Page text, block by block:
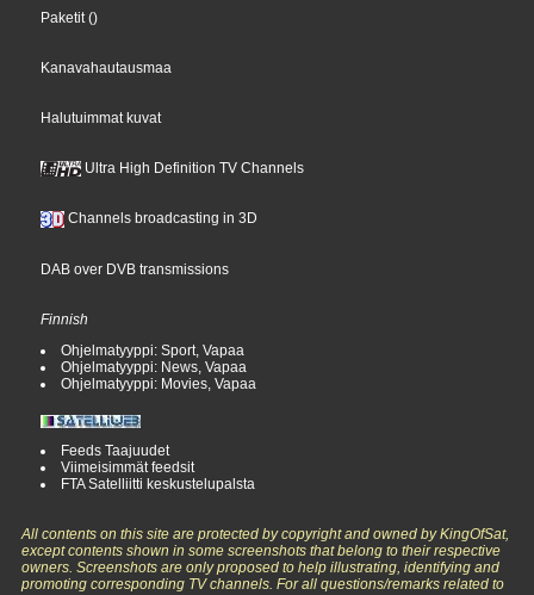
Paketit()
Kanavahautausmaa
Halutuimmat kuvat
Ultra High Definition TV Channels
Channels broadcasting in 3D
DAB over DVB transmissions
Finnish
Ohjelmatyyppi: Sport, Vapaa
Ohjelmatyyppi: News, Vapaa
Ohjelmatyyppi: Movies, Vapaa
Feeds Taajuudet
Viimeisimmät feedsit
FTA Satelliitti keskustelupalsta
All contents on this site are protected by copyright and owned by KingOfSat,
except contents shown in some screenshots that belong to their respective
owners. Screenshots are only proposed to help illustrating, identifying and
promoting corresponding TV channels. For all questions/remarks related to